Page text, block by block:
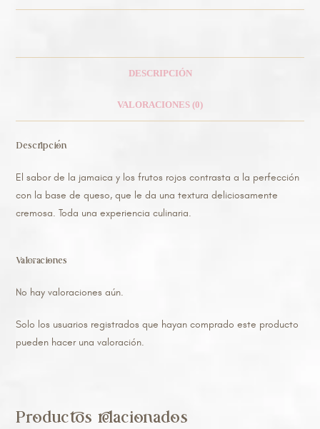
DESCRIPCIÓN
VALORACIONES (0)
Descripción
El sabor de la jamaica y los frutos rojos contrasta a la perfección
con la base de queso, que le da una textura deliciosamente
cremosa. Toda una experiencia culinaria.
Valoraciones
No hay valoraciones aún.
Solo los usuarios registrados que hayan comprado este producto
pueden hacer una valoración.
Productos relacionados